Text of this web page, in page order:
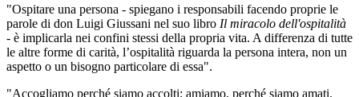
"Ospitare una persona - spiegano i responsabili facendo proprie le
parole di don Luigi Giussani nel suo libro Il miracolo dell'ospitalità
- è implicarla nei confini stessi della propria vita. A differenza di tutte
le altre forme di carità, l’ospitalità riguarda la persona intera, non un
aspetto o un bisogno particolare di essa".
"Accogliamo perché siamo accolti; amiamo, perché siamo amati.